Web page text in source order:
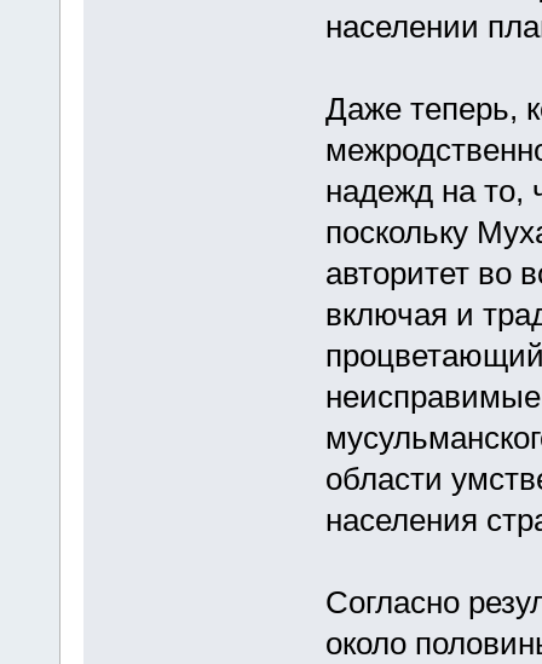
населении
Даже теперь,
надежд на то,
поскольку
авторитет во
включая и
области
населения
Согласно
около